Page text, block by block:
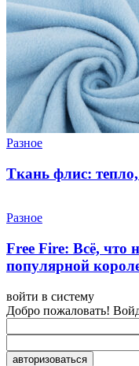
Разное
Ткань флис: тепло,
Разное
Free Fire: Всё, что
популярной
войти в систему
Добро пожаловать!